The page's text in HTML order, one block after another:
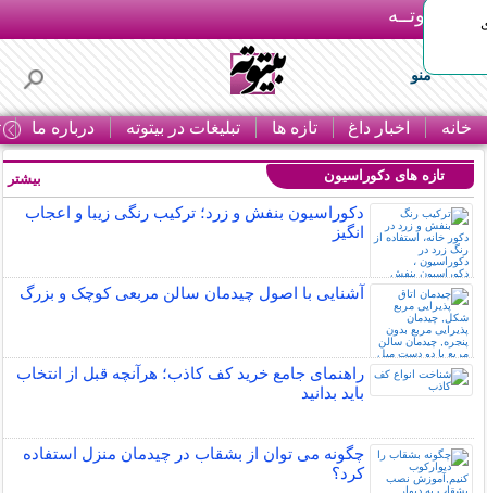
بـیتوتــه
منو
خانه اخبار داغ تازه ها تبلیغات در بیتوته درباره ما
تازه های دکوراسیون
دکوراسیون بنفش و زرد؛ ترکیب رنگی زیبا و اعجاب
انگیز
آشنایی با اصول چیدمان سالن مربعی کوچک و بزرگ
راهنمای جامع خرید کف کاذب؛ هرآنچه قبل از انتخاب
باید بدانید
چگونه می توان از بشقاب در چیدمان منزل استفاده
کرد؟
بیشتر